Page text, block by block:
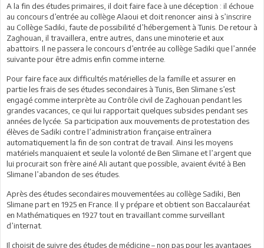
A la fin des études primaires, il doit faire face à une déception : il échoue
au concours d’entrée au collège Alaoui et doit renoncer ainsi à s’inscrire
au Collège Sadiki, faute de possibilité d’hébergement à Tunis. De retour à
Zaghouan, il travaillera, entre autres, dans une minoterie et aux
abattoirs. Il ne passera le concours d’entrée au collège Sadiki que l’année
suivante pour être admis enfin comme interne.
Pour faire face aux difficultés matérielles de la famille et assurer en
partie les frais de ses études secondaires à Tunis, Ben Slimane s’est
engagé comme interprète au Contrôle civil de Zaghouan pendant les
grandes vacances, ce qui lui rapportait quelques subsides pendant ses
années de lycée. Sa participation aux mouvements de protestation des
élèves de Sadiki contre l’administration française entraînera
automatiquement la fin de son contrat de travail. Ainsi les moyens
matériels manquaient et seule la volonté de Ben Slimane et l’argent que
lui procurait son frère ainé Ali autant que possible, avaient évité à Ben
Slimane l’abandon de ses études.
Après des études secondaires mouvementées au collège Sadiki, Ben
Slimane part en 1925 en France. Il y prépare et obtient son Baccalauréat
en Mathématiques en 1927 tout en travaillant comme surveillant
d’internat.
Il choisit de suivre des études de médicine – non pas pour les avantages